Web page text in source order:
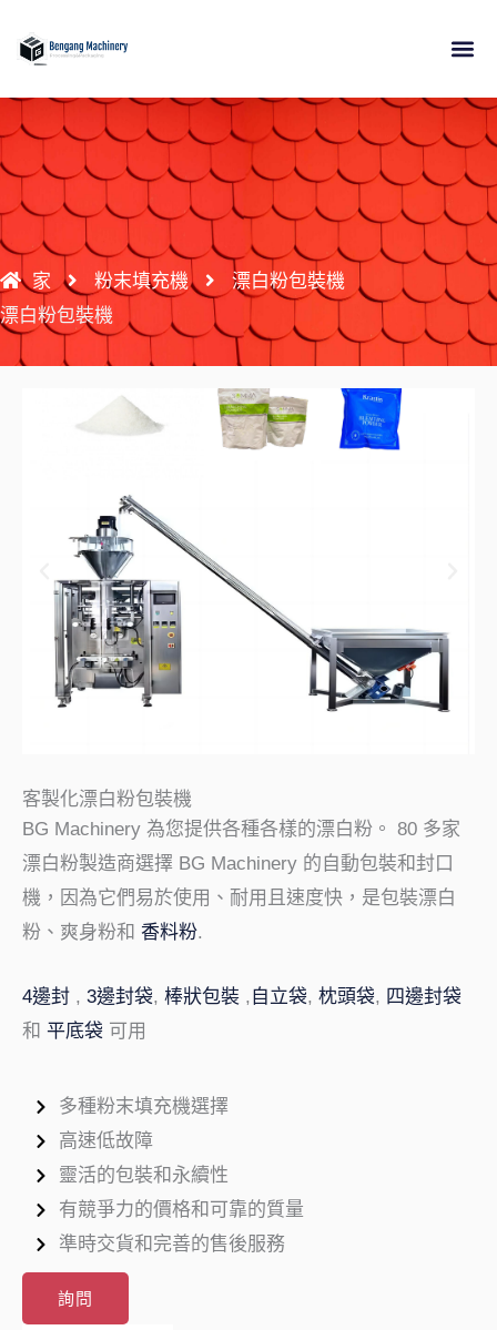
家 粉末填充機
漂白粉包裝機
漂白粉包裝機
客製化漂白粉包裝機
BG Machinery 為您提供各種各樣的漂白粉。 80 多家
漂白粉製造商選擇 BG Machinery 的自動包裝和封口
機，因為它們易於使用、耐用且速度快，是包裝漂白
粉、爽身粉和 香料粉.
4邊封 , 3邊封袋, 棒狀包裝 , 自立袋, 枕頭袋, 四邊封袋
和 平底袋 可用
多種粉末填充機選擇
高速低故障
靈活的包裝和永續性
有競爭力的價格和可靠的質量
準時交貨和完善的售後服務
詢問